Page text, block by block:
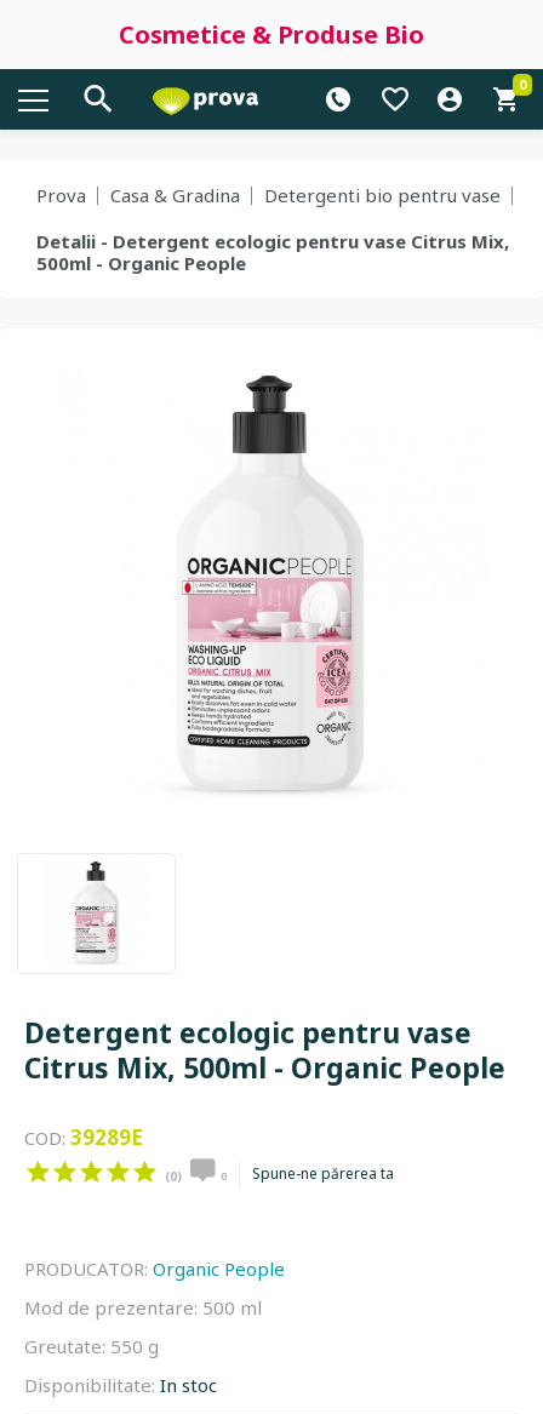
Cosmetice & Produse Bio
0
Prova Casa & Gradina
Detergenti bio pentru vase
Detalii - Detergent ecologic pentru vase Citrus Mix,
500ml - Organic People
Detergent ecologic pentru vase
Citrus Mix, 500ml - Organic People
COD: 39289E
(0) 0 Spune-ne părerea ta
PRODUCATOR: Organic People
Mod de prezentare: 500 ml
Greutate: 550 g
Disponibilitate: In stoc